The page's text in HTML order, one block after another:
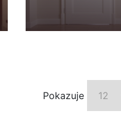
Pokazuje